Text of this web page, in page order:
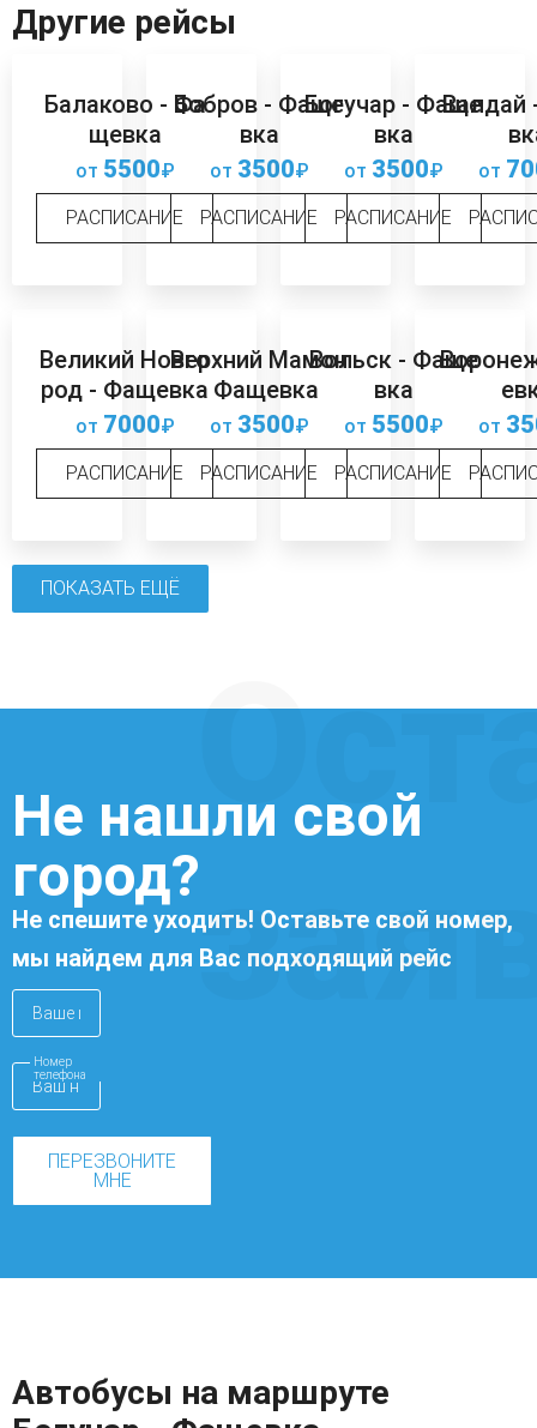
Другие рейсы
Балаково - Фа
щевка
от 5500₽
РАСПИСАНИЕ
Бобров - Фаще
вка
от 3500₽
РАСПИСАНИЕ
Богучар - Фаще
вка
от 3500₽
РАСПИСАНИЕ
Валдай
от
Великий Новго
род - Фащевка
от 7000₽
РАСПИСАНИЕ
Верхний Мамон
- Фащевка
от 3500₽
РАСПИСАНИЕ
Вольск - Фаще
вка
от 5500₽
РАСПИСАНИЕ
от
ПОКАЗАТЬ ЕЩЁ
Не нашли свой
город?
Не спешите уходить! Оставьте свой номер,
мы найдем для Вас подходящий рейс
Номер
телефона
ПЕРЕЗВОНИТЕ
МНЕ
Автобусы на маршруте